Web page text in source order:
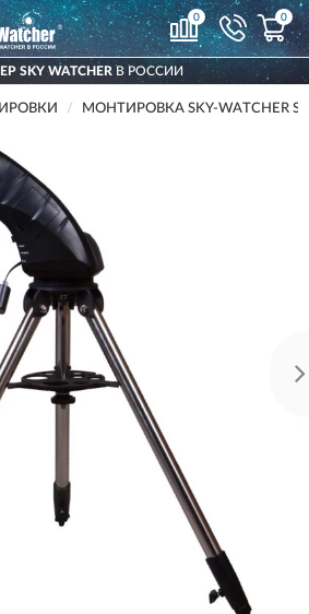
0 0
SKY WATCHER В РОССИИ
МОНТИРОВКА SKY-WATCHER